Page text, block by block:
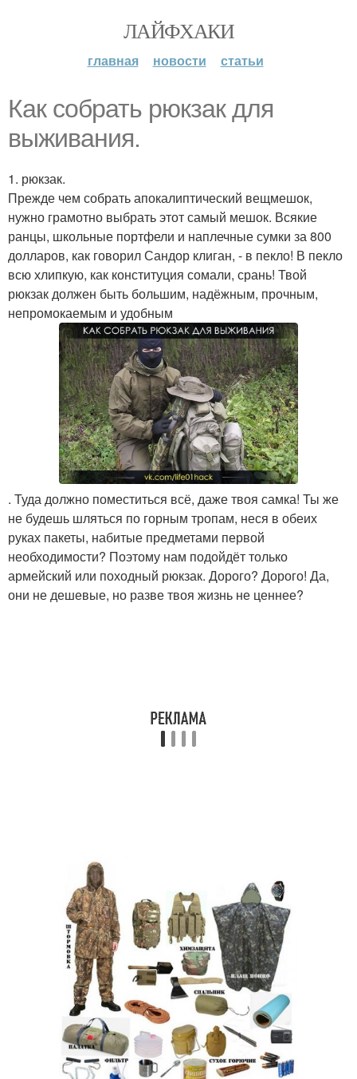
ЛАЙФХАКИ
главная новости статьи
Как собрать рюкзак для
выживания.
1. рюкзак.
Прежде чем собрать апокалиптический вещмешок,
нужно грамотно выбрать этот самый мешок. Всякие
ранцы, школьные портфели и наплечные сумки за 800
долларов, как говорил Сандор клиган, - в пекло! В пекло
всю хлипкую, как конституция сомали, срань! Твой
рюкзак должен быть большим, надёжным, прочным,
непромокаемым и удобным
. Туда должно поместиться всё, даже твоя самка! Ты же
не будешь шляться по горным тропам, неся в обеих
руках пакеты, набитые предметами первой
необходимости? Поэтому нам подойдёт только
армейский или походный рюкзак. Дорого? Дорого! Да,
они не дешевые, но разве твоя жизнь не ценнее?